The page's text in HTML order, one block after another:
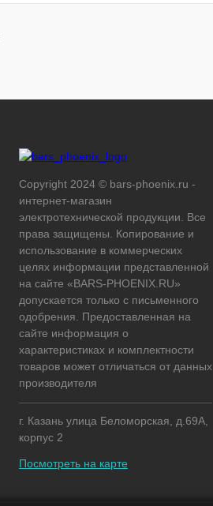
Copyright 2024 © bars-phoenix.ru -
интернет-магазин
электротехнической продукции. Все
права защищены. Копирование и
использование в коммерческих
целях информации представленной
на сайте «BARS-PHOENIX.RU»
допускается только с письменного
одобрения. Предоставленная на
сайте информация о
характеристиках и комплектности
товаров может отличаться от данных
производителя
г. Казань улица Беломорская, д.69А,
корпус 2
Посмотреть на карте